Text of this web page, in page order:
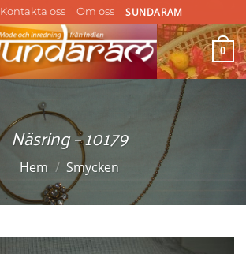
Kontakta oss Om oss SUNDARAM
0
Näsring – 10179
Hem / Smycken